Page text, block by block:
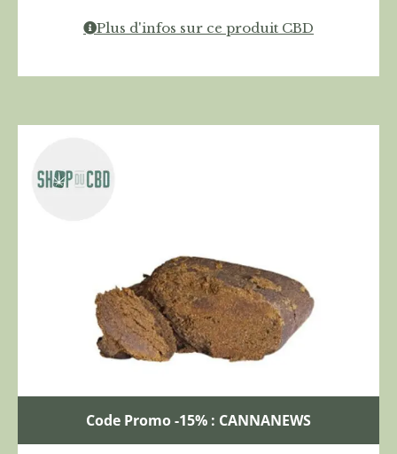
Plus d'infos sur ce produit CBD
Code Promo -15% : CANNANEWS